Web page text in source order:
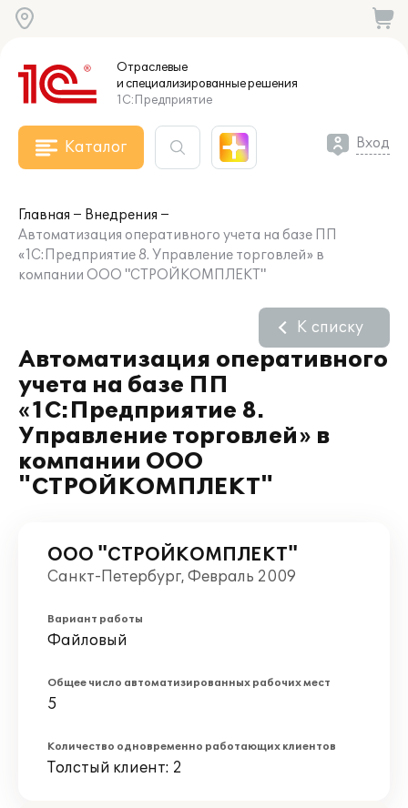
Отраслевые
и специализированныерешения
1С:Предприятие
Каталог Вход
Главная
Внедрения
Автоматизация оперативного учета на базе ПП
«1С:Предприятие 8. Управление торговлей» в
компании ООО "СТРОЙКОМПЛЕКТ"
Автоматизация оперативного
учета на базе ПП
«1С:Предприятие 8.
Управление торговлей» в
компании ООО
"СТРОЙКОМПЛЕКТ"
К списку
ООО "СТРОЙКОМПЛЕКТ"
Санкт-Петербург, Февраль 2009
Вариант работы
Файловый
Общее число автоматизированных рабочих мест
5
Количество одновременно работающих клиентов
Толстый клиент: 2